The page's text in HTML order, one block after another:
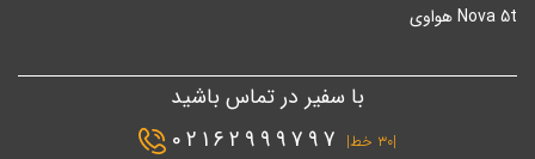
Nova 5t هواوی
با سفیر در تماس باشید
|۳۰ خط|
02162999797